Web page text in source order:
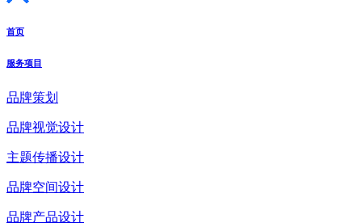
首页
服务项目
品牌策划
品牌视觉设计
主题传播设计
品牌空间设计
品牌产品设计